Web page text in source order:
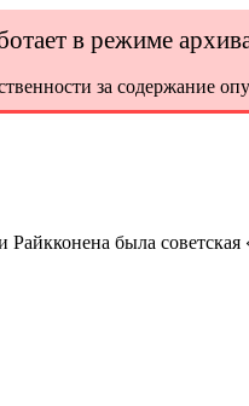
в режиме
за содержание
была